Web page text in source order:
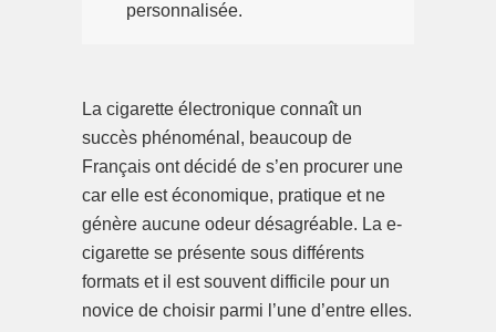
personnalisée.
La cigarette électronique connaît un
succès phénoménal, beaucoup de
Français ont décidé de s’en procurer une
car elle est économique, pratique et ne
génère aucune odeur désagréable. La e-
cigarette se présente sous différents
formats et il est souvent difficile pour un
novice de choisir parmi l’une d’entre elles.